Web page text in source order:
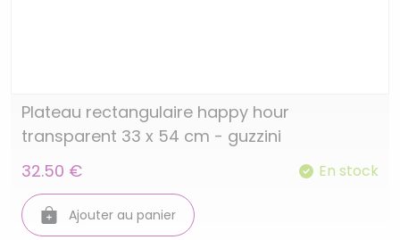
Plateau rectangulaire happy hour
transparent 33 x 54 cm - guzzini
32.50 €
En stock
Ajouter au panier